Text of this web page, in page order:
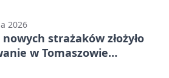
2026
nowych strażaków złożyło
w Tomaszowie